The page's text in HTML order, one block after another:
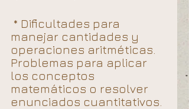
manejar cantidades y
operaciones aritméticas.
Problemas para aplicar
los conceptos
matemáticos o resolver
enunciados cuantitativos.